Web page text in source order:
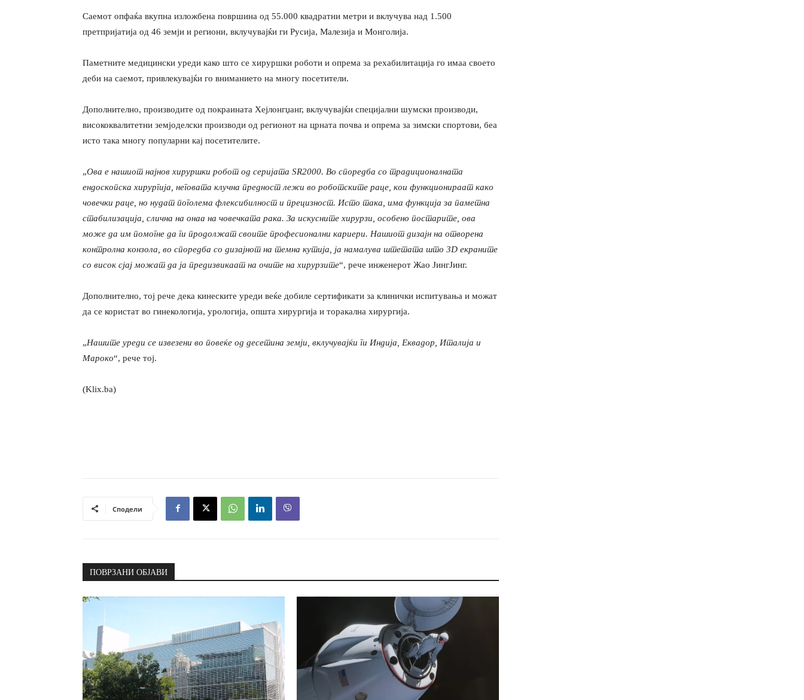
Саемот опфаќа вкупна изложбена површина од 55.000 квадратни метри и вклучува над 1.500
претпријатија од 46 земји и региони, вклучувајќи ги Русија, Малезија и Монголија.
Паметните медицински уреди како што се хируршки роботи и опрема за рехабилитација го имаа своето
деби на саемот, привлекувајќи го вниманието на многу посетители.
Дополнително, производите од покраината Хејлонгџанг, вклучувајќи специјални шумски производи,
висококвалитетни земјоделски производи од регионот на црната почва и опрема за зимски спортови, беа
исто така многу популарни кај посетителите.
„Ова е нашиот најнов хируршки робот од серијата SR2000. Во споредба со традиционалната
ендоскопска хирургија, неговата клучна предност лежи во роботските раце, кои функционираат како
човечки раце, но нудат поголема флексибилност и прецизност. Исто така, има функција за паметна
стабилизација, слична на онаа на човечката рака. За искусните хирурзи, особено постарите, ова
може да им помогне да ги продолжат своите професионални кариери. Нашиот дизајн на отворена
контролна конзола, во споредба со дизајнот на темна кутија, ја намалува штетата што 3D екраните
со висок сјај можат да ја предизвикаат на очите на хирурзите“, рече инженерот Жао ЈингЈинг.
Дополнително, тој рече дека кинеските уреди веќе добиле сертификати за клинички испитувања и можат
да се користат во гинекологија, урологија, општа хирургија и торакална хирургија.
„Нашите уреди се извезени во повеќе од десетина земји, вклучувајќи ги Индија, Еквадор, Италија и
Мароко“, рече тој.
(Klix.ba)
Сподели
ПОВРЗАНИ ОБЈАВИ